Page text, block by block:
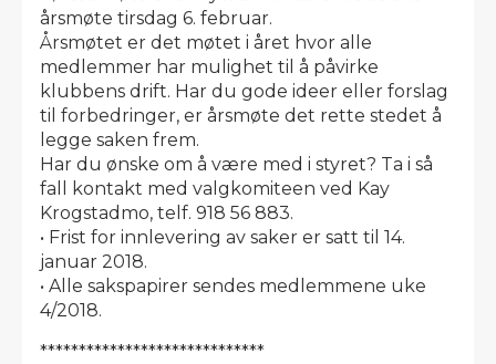
årsmøte tirsdag 6. februar.
Årsmøtet er det møtet i året hvor alle
medlemmer har mulighet til å påvirke
klubbens drift. Har du gode ideer eller forslag
til forbedringer, er årsmøte det rette stedet å
legge saken frem.
Har du ønske om å være med i styret? Ta i så
fall kontakt med valgkomiteen ved Kay
Krogstadmo, telf. 918 56 883.
• Frist for innlevering av saker er satt til 14.
januar 2018.
• Alle sakspapirer sendes medlemmene uke
4/2018.
*****************************